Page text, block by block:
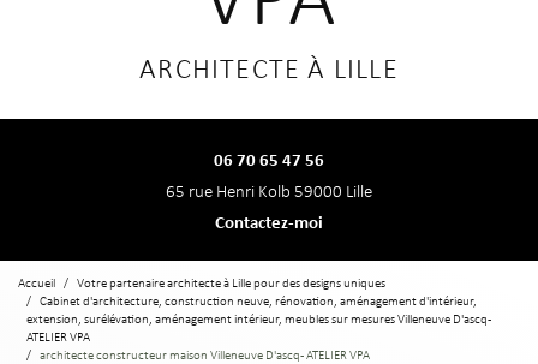
ARCHITECTE À LILLE
06 70 65 47 56
65 rue Henri Kolb 59000 Lille
Contactez-moi
Accueil
Votre partenaire architecte à Lille pour des designs uniques
Cabinet d'architecture, construction neuve, rénovation, aménagement d'intérieur,
extension, surélévation, aménagement intérieur, meubles sur mesures Villeneuve D'ascq -
ATELIER VPA
architecte constructeur maison Villeneuve D'ascq - ATELIER VPA